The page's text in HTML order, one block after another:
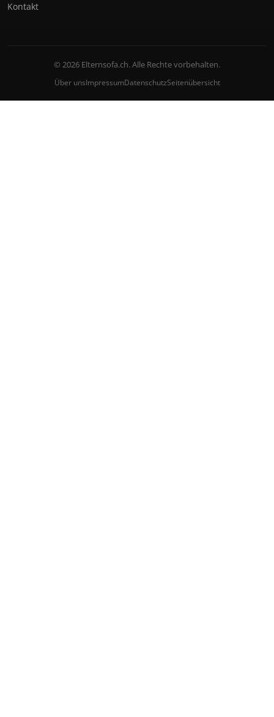
Kontakt
© 2026 Elternsofa.ch. Alle Rechte vorbehalten.
Über unsImpressumDatenschutzSeitenübersicht